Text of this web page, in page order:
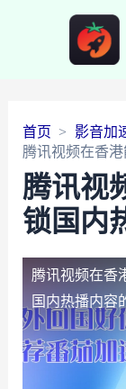
首页
影音加
腾讯视频在香
腾讯视
锁国内
腾讯视频在香
国内热播内容